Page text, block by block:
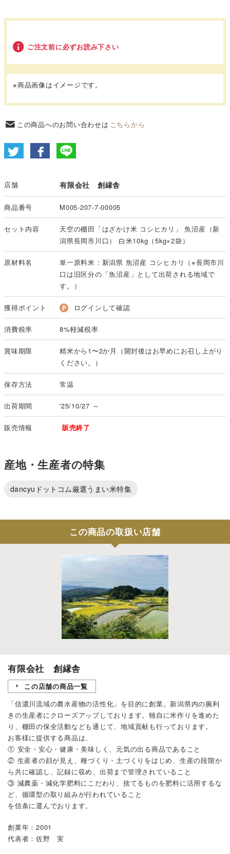
ご注文前に必ずお読み下さい
※商品画像はイメージです。
この商品へのお問い合わせは こちらから
店舗 有限会社 創縁舎
商品番号 M005-207-7-00005
セット内容
天空の棚田「はざかけ米 コシヒカリ」 魚沼産（新
潟県長岡市川口） 白米10kg（5kg×2袋）
原材料名
単一原料米：新潟県 魚沼産 コシヒカリ（※長岡市川
口は旧区分の「魚沼産」として出荷される地域で
す。）
獲得ポイント ログインして確認
消費税率 8%軽減税率
賞味期限
精米から1〜2か月（開封後はお早めにお召し上がり
ください。）
保存方法 常温
出荷期間 '25/10/27 ～
販売情報 販売終了
産地・生産者の特集
dancyuドットコム厳選うまい米特集
この商品の取扱い店舗
有限会社 創縁舎
この店舗の商品一覧
「信濃川流域の農水産物の活性化」を目的に創業。新潟県内の腕利
きの生産者にクローズアップしております。独自に米作りを進めた
り、棚田の保全活動なども通じて、地域貢献も行っております。
お客様に提供する商品は、
① 安全・安心・健康・美味しく、元気の出る商品であること
② 生産者の顔が見え、種づくり・土づくりをはじめ、生産の段階か
ら共に確認し、記録に収め、出荷まで管理されていること
③ 減農薬・減化学肥料にこだわり、捨てるものを肥料に活用するな
ど、循環型の取り組みが行われていること
を信条に選んでおります。
創業年：2001
代表者：佐野 実